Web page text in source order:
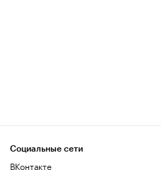
Социальные сети
ВКонтакте